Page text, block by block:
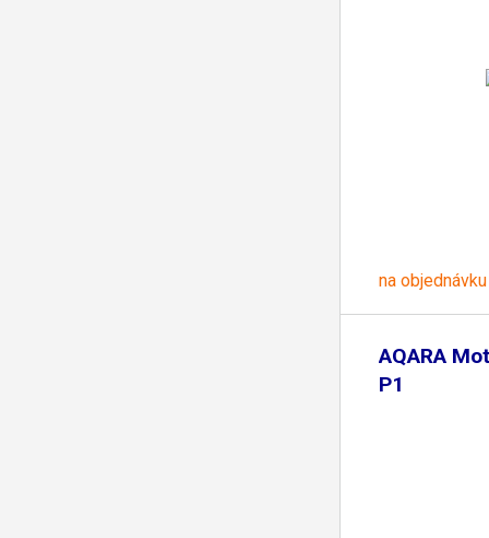
na objednávku
AQARA
P1